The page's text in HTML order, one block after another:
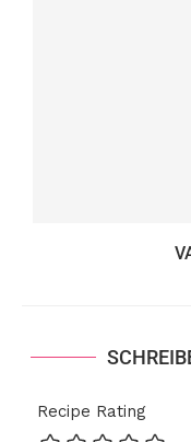
Recipe Rating